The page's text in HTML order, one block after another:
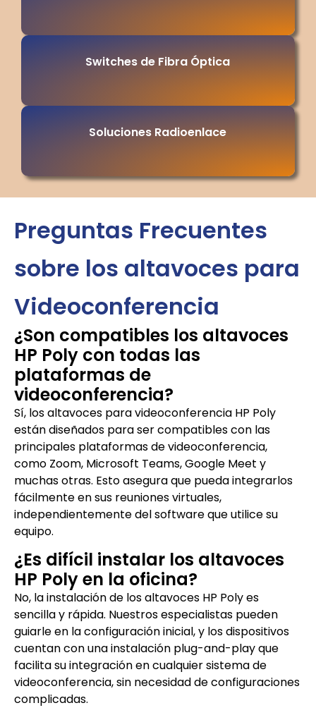
Switches de Fibra Óptica
Soluciones Radioenlace
Preguntas Frecuentes
sobre los altavoces para
Videoconferencia
¿Son compatibles los altavoces
HP Poly con todas las
plataformas de
videoconferencia?
Sí, los altavoces para videoconferencia HP Poly
están diseñados para ser compatibles con las
principales plataformas de videoconferencia,
como Zoom, Microsoft Teams, Google Meet y
muchas otras. Esto asegura que pueda integrarlos
fácilmente en sus reuniones virtuales,
independientemente del software que utilice su
equipo.
¿Es difícil instalar los altavoces
HP Poly en la oficina?
No, la instalación de los altavoces HP Poly es
sencilla y rápida. Nuestros especialistas pueden
guiarle en la configuración inicial, y los dispositivos
cuentan con una instalación plug-and-play que
facilita su integración en cualquier sistema de
videoconferencia, sin necesidad de configuraciones
complicadas.